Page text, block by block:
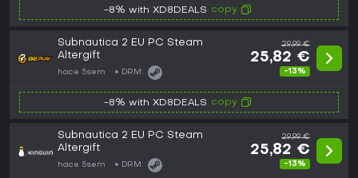
-8% with XD8DEALS copy
Subnautica 2 EU PC Steam
Altergift
hace 5sem DRM:
29,99 €
25,82 €
-13%
-8% with XD8DEALS copy
Subnautica 2 EU PC Steam
Altergift
hace 5sem DRM:
29,99 €
25,82 €
-13%